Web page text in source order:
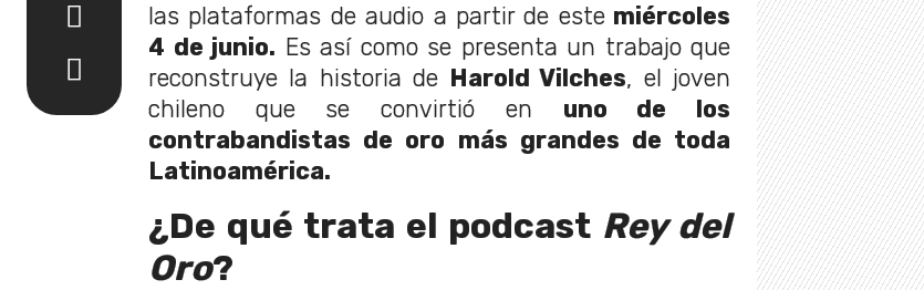
las plataformas de audio a partir de estemiércoles
4 de junio. Es así como se presenta un trabajo que
reconstruye la historia de Harold Vilches, el joven
chileno que se convirtió en uno de los
contrabandistas de oro más grandes de toda
Latinoamérica.
¿De qué trata el podcast Rey del
Oro?